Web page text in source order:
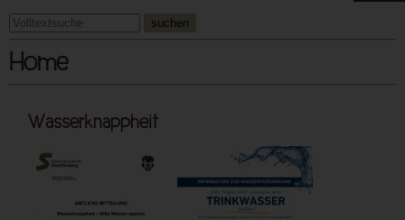
suchen
Home
Wasserknappheit